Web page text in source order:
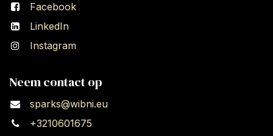
Facebook
LinkedIn
Instagram
Neem contact op
sparks@wibni.eu
+3210601675